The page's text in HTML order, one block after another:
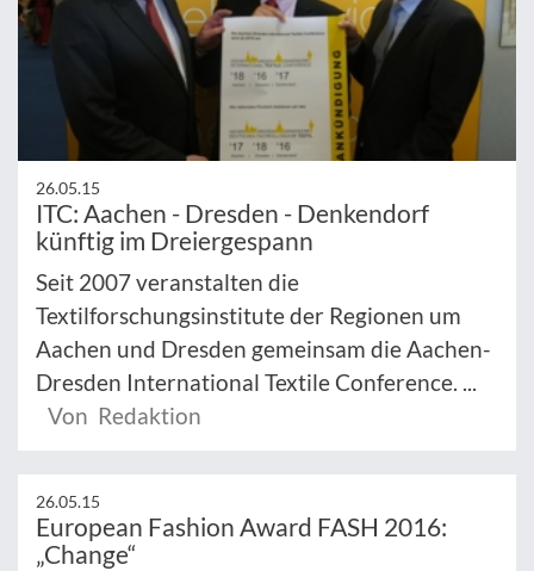
26.05.15
ITC: Aachen - Dresden - Denkendorf
künftig im Dreiergespann
Seit 2007 veranstalten die
Textilforschungsinstitute der Regionen um
Aachen und Dresden gemeinsam die Aachen-
Dresden International Textile Conference. ...
Von Redaktion
26.05.15
European Fashion Award FASH 2016:
„Change“